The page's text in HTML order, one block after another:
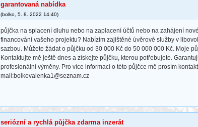
garantovaná nabídka
(bolko 5. 8. 2022 14:40)
půjčka na splacení dluhu nebo na zaplacení účtů nebo na zahájení
financování vašeho projektu? Nabízím zajištěné úvěrové služby v
sazbou. Můžete žádat o půjčku od 30 000 Kč do 50 000 000 Kč. Moje
Kontaktujte mě ještě dnes a získejte půjčku, kterou potřebujete.
profesionální výměny. Pro více informací o této půjčce mě prosím
mail:bolkovalenka1@seznam.cz
seriózní a rychlá půjčka zdarma inzerát